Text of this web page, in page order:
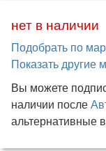
нет в наличии
Подобрать по
Показать другие
Вы можете
наличии после
альтернативные